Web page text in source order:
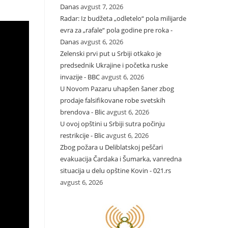
Danasavgust 7, 2026
Radar: Iz budžeta „odletelo“ pola milijarde
evra za „rafale“ pola godine pre roka -
Danasavgust 6, 2026
Zelenski prvi put u Srbiji otkako je
predsednik Ukrajine i početka ruske
invazije - BBCavgust 6, 2026
U Novom Pazaru uhapšen šaner zbog
prodaje falsifikovane robe svetskih
brendova - Blicavgust 6, 2026
U ovoj opštini u Srbiji sutra počinju
restrikcije - Blicavgust 6, 2026
Zbog požara u Deliblatskoj peščari
evakuacija Čardaka i Šumarka, vanredna
situacija u delu opštine Kovin - 021.rs
avgust 6, 2026